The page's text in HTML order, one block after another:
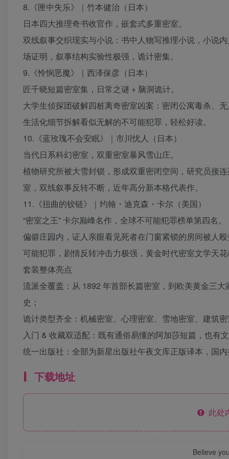
8.《匣中失乐》｜竹本健治（日本）
日本四大推理奇书收官作，嵌套式多重密室。
双线叙事交织现实与小说：书中人物写推理小说，小说
场证明，叙事结构实验性极强，诡计密集。
9.《怜悯恶魔》｜西泽保彦（日本）
匠千晓短篇密室集，日常之谜 + 脑洞诡计。
大学生侦探团破解四桩离奇密室凶案：密闭公寓毒杀、
生活化细节拆解看似无解的不可能犯罪，轻松好读。
10.《蓝玫瑰不会安眠》｜市川忧人（日本）
当代日系科幻密室，双重密室暴风雪山庄。
植物研究所被大雪封锁，形成双重密闭空间，研究员接
室，双线叙事反转不断，近年高分新本格代表作。
11.《扭曲的铰链》｜约翰・迪克森・卡尔（美国）
“密室之王” 卡尔巅峰名作，全球不可能犯罪榜单第四名。
偏僻庄园内，证人亲眼看见死者在门窗紧锁的房间被人
可能犯罪，剧情反转冲击力极强，黄金时代密室文学天
套装整体亮点
流派全覆盖：从 1892 年首部长篇密室，到欧美黄金三
史；
诡计类型齐全：机械密室、心理密室、雪地密室、建筑
入门 & 收藏双适配：既有通俗易懂的阿加莎短篇，也有
统一出版社：全部为新星出版社午夜文库正版译本，国
下载地址
此处
Believe